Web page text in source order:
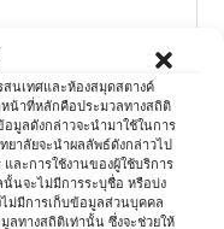
สนเทศและห้องสมุดสตางค์
น้าที่หลักคือประมวลทางสถิติ
มูลดังกล่าวจะนำมาใช้ในการ
ยาลัยจะนำผลลัพธ์ดังกล่าวไป
ละการใช้งานของผู้ใช้บริการ
นจะไม่มีการระบุชื่อ หรือบ่ง
ม่มีการเก็บข้อมูลส่วนบุคคล
ลทางสถิติเท่านั้น ซึ่งจะช่วยให้